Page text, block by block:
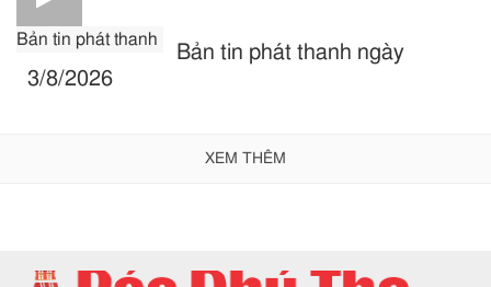
Bản tin phát thanh
Bản tin phát thanh ngày
3/8/2026
XEM THÊM